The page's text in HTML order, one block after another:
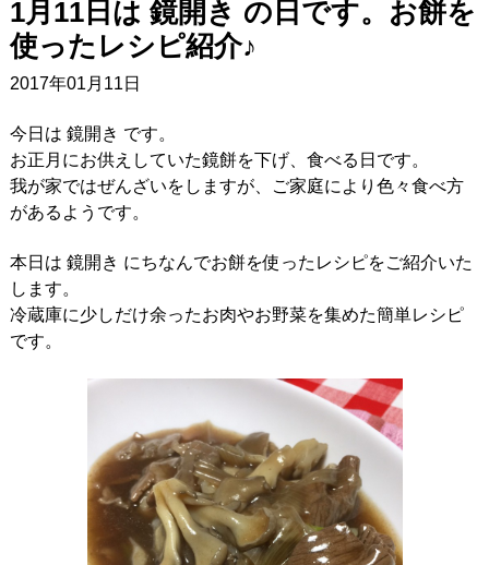
1月11日は 鏡開き の日です。お餅を
使ったレシピ紹介♪
2017年01月11日
今日は 鏡開き です。
お正月にお供えしていた鏡餅を下げ、食べる日です。
我が家ではぜんざいをしますが、ご家庭により色々食べ方
があるようです。
本日は 鏡開き にちなんでお餅を使ったレシピをご紹介いた
します。
冷蔵庫に少しだけ余ったお肉やお野菜を集めた簡単レシピ
です。